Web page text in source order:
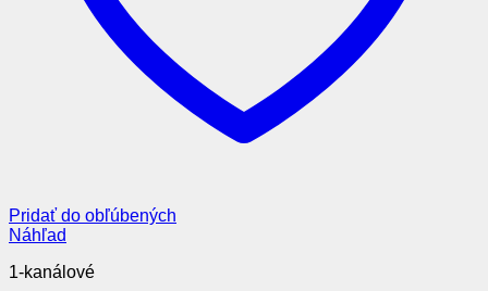
Pridať do obľúbených
Náhľad
1-kanálové